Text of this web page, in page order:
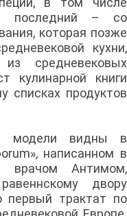
последний – со
которая позже
кухни,
средневековых
кулинарной книги
списках продуктов
модели видны в
написанном в
врачом Антимом,
двору
первый трактат по